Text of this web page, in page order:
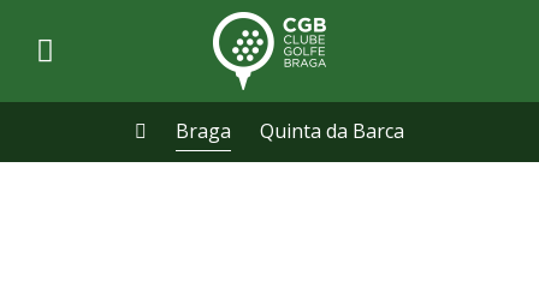
Braga Quinta da Barca